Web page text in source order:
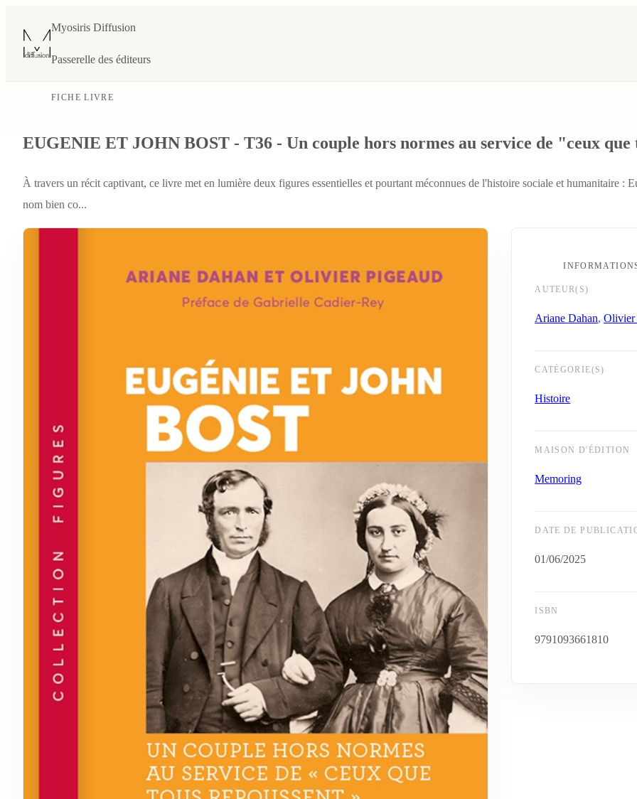
Myosiris Diffusion
Passerelle des éditeurs
FICHE LIVRE
EUGENIE ET JOHN BOST - T36 - Un couple hors normes au service de "ceux que
À travers un récit captivant, ce livre met en lumière deux figures essentielles et pourtant méconnues de l'histoire sociale et humanitaire :
nom bien co...
AUTEUR(S)
Ariane Dahan,Olivier
CATÉGORIE(S)
Histoire
MAISON D'ÉDITION
Memoring
DATE DE
01/06/2025
ISBN
9791093661810